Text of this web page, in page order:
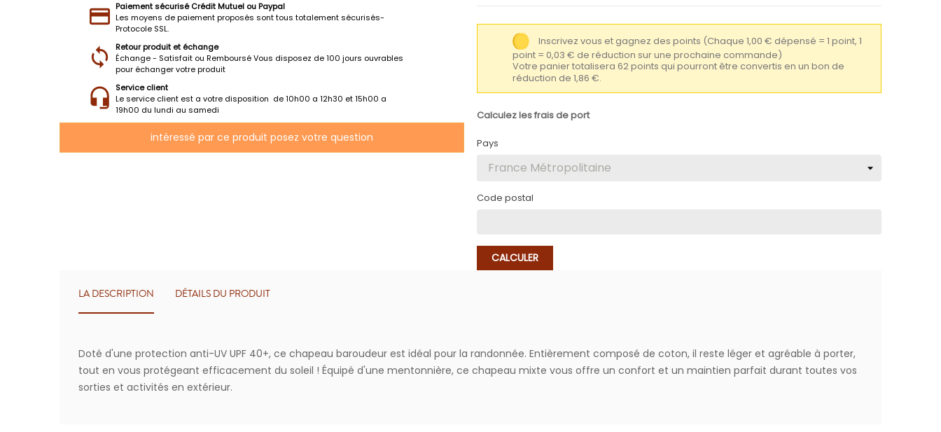
Paiement sécurisé Crédit Mutuel ou Paypal
Les moyens de paiement proposés sont tous totalement sécurisés-
Protocole SSL.
Retour produit et échange
Échange - Satisfait ou Remboursé Vous disposez de 100 jours ouvrables
pour échanger votre produit
Service client
Le service client est a votre disposition de 10h00 a 12h30 et 15h00 a
19h00 du lundi au samedi
intéressé par ce produit posez votre question
Inscrivez vous et gagnez des points (Chaque 1,00 € dépensé = 1 point, 1
point = 0,03 € de réduction sur une prochaine commande)
Votre panier totalisera 62 points qui pourront être convertis en un bon de
réduction de 1,86 €.
Calculez les frais de port
Pays
Code postal
CALCULER
LA DESCRIPTION DÉTAILS DU PRODUIT
Doté d'une protection anti-UV UPF 40+, ce chapeau baroudeur est idéal pour la randonnée. Entièrement composé de coton, il reste léger et agréable à porter,
tout en vous protégeant efficacement du soleil ! Équipé d'une mentonnière, ce chapeau mixte vous offre un confort et un maintien parfait durant toutes vos
sorties et activités en extérieur.